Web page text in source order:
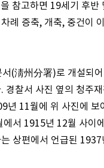
참고하면 19세기 후
례 증축, 개축, 중건이
(淸州分署)로 개설되
찰서 사진 옆의 청주
11월에 위 사진에 보
서 1915년 12월 사이
상편에서 언급된